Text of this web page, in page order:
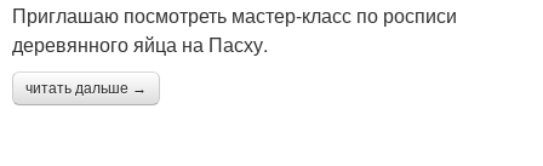
Приглашаю посмотреть мастер-класс по росписи
деревянного яйца на Пасху.
читать дальше →